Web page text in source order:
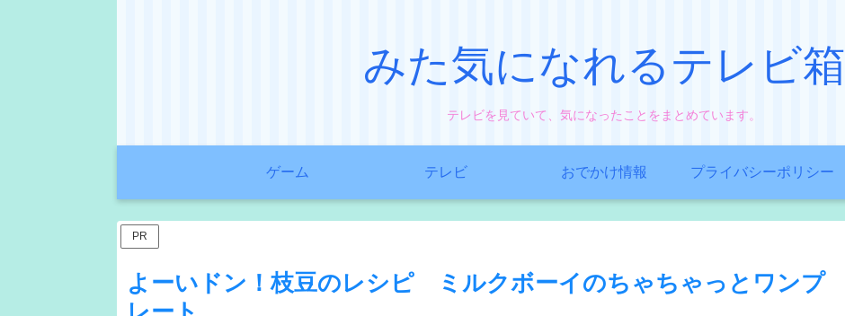
みた気になれるテレビ箱
テレビを見ていて、気になったことをまとめています。
ゲーム テレビ おでかけ情報 プライバシーポリシー
PR
よーいドン！枝豆のレシピ ミルクボーイのちゃちゃっとワンプ